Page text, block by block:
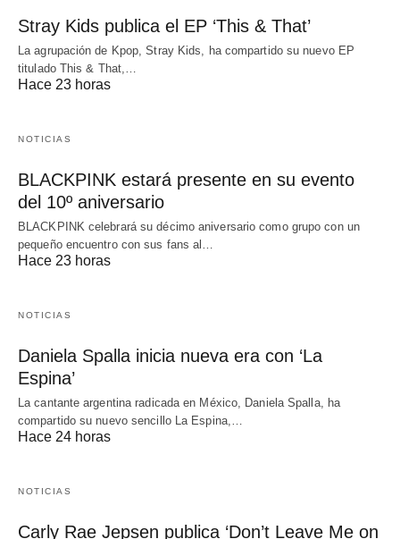
Stray Kids publica el EP ‘This & That’
La agrupación de Kpop, Stray Kids, ha compartido su nuevo EP
titulado This & That,…
Hace 23 horas
NOTICIAS
BLACKPINK estará presente en su evento
del 10º aniversario
BLACKPINK celebrará su décimo aniversario como grupo con un
pequeño encuentro con sus fans al…
Hace 23 horas
NOTICIAS
Daniela Spalla inicia nueva era con ‘La
Espina’
La cantante argentina radicada en México, Daniela Spalla, ha
compartido su nuevo sencillo La Espina,…
Hace 24 horas
NOTICIAS
Carly Rae Jepsen publica ‘Don’t Leave Me on